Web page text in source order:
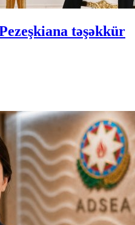
təşəkkür